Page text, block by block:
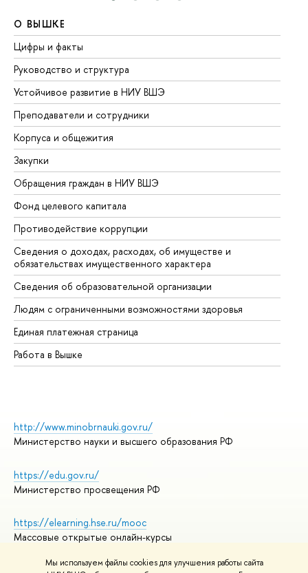
Мы используем файлы cookies для улучшения работы сайта
О ВЫШКЕ
Цифры и факты
Руководство и структура
Устойчивое развитие в НИУ ВШЭ
Преподаватели и сотрудники
Корпуса и общежития
Закупки
Обращения граждан в НИУ ВШЭ
Фонд целевого капитала
Противодействие коррупции
Сведения о доходах, расходах, об имуществе и
обязательствах имущественного характера
Сведения об образовательной организации
Людям с ограниченными возможностями здоровья
Единая платежная страница
Работа в Вышке
http://www.minobrnauki.gov.ru/
Министерство науки и высшего образования РФ
https://edu.gov.ru/
Министерство просвещения РФ
https://elearning.hse.ru/mooc
Массовые открытые онлайн-курсы